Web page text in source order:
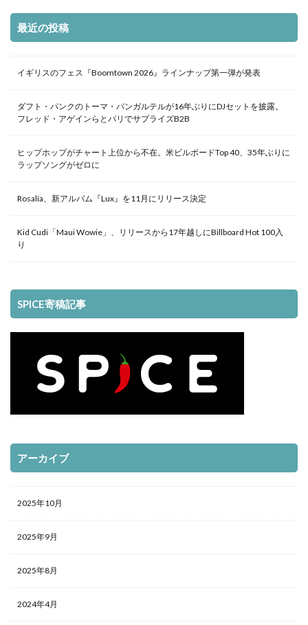
最近の投稿
イギリスのフェス『Boomtown 2026』ラインナップ第一弾が発表
ダフト・パンクのトーマ・バンガルテルが16年ぶりにDJセットを披露。
フレッド・アゲインらとパリでサプライズB2B
ヒップホップがチャート上位から不在。米ビルボードTop 40、35年ぶりに
ラップソングがゼロに
Rosalía、新アルバム『Lux』を11月にリリース決定
Kid Cudi「Maui Wowie」、リリースから17年越しにBillboard Hot 100入
り
SPICE寄稿記事
アーカイブ
2025年10月
2025年9月
2025年8月
2024年4月